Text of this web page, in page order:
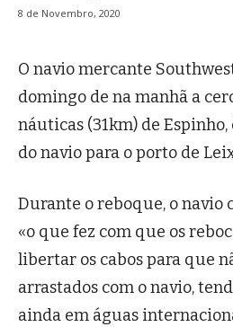
8 de Novembro, 2020
O navio mercante
domingo de na manhã a
náuticas (31km) de
do navio para o porto de
Durante o reboque, o navio
«o que fez com que os
libertar os cabos para que
arrastados com o navio,
ainda em águas